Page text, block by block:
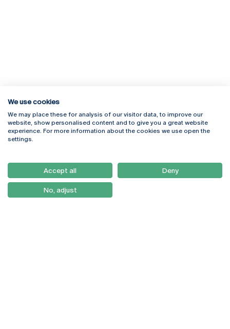
Rua Diogo Botelho 1327
4169-005 Porto
+351 226 196 240
Campus Online
Webmail
Como Chegar
Newsletter
We use cookies
We may place these for analysis of our visitor data, to improve our
website, show personalised content and to give you a great website
experience. For more information about the cookies we use open the
settings.
Accept all Deny
No, adjust